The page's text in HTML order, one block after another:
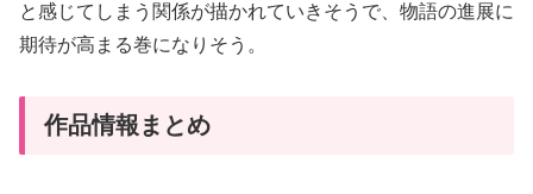
と感じてしまう関係が描かれていきそうで、物語の進展に
期待が高まる巻になりそう。
作品情報まとめ